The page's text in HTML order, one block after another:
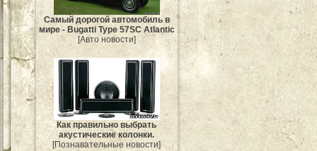
Самый дорогой автомобиль в
мире - Bugatti Type 57SC Atlantic
[Авто новости]
Как правильно выбрать
акустические колонки.
[Познавательные новости]